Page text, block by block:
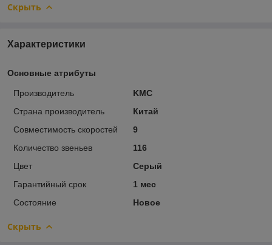
Скрыть
Характеристики
Основные атрибуты
Производитель
KMC
Страна производитель
Китай
Совместимость скоростей
9
Количество звеньев
116
Цвет
Серый
Гарантийный срок
1 мес
Состояние
Новое
Скрыть